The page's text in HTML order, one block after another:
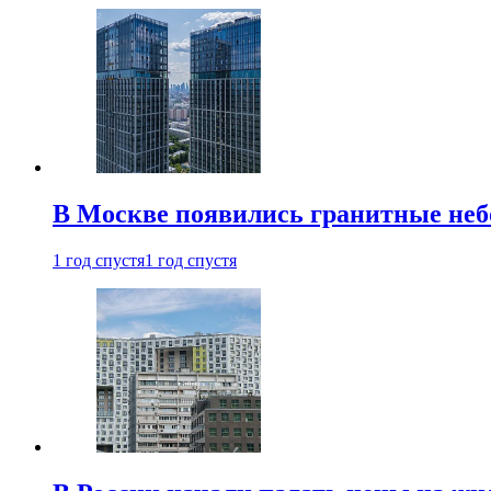
В Москве появились гранитные
1 год спустя1 год спустя